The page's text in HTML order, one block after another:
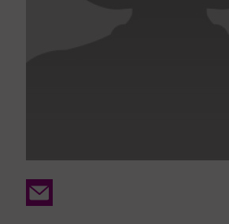
Email